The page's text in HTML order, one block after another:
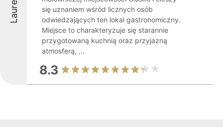
się uznaniem wśród licznych osób
odwiedzających ten lokal gastronomiczny.
Miejsce to charakteryzuje się starannie
przygotowaną kuchnią oraz przyjazną
atmosferą, ...
8.3